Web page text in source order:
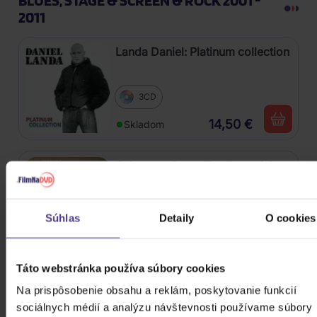
Súhlas Detaily O cookies
Táto webstránka používa súbory cookies
Na prispôsobenie obsahu a reklám, poskytovanie funkcií
sociálnych médií a analýzu návštevnosti používame súbory
2011
Landa Daniel: Platinum collection
3CD
Skladom 14,50 €
Osbourne Ozzy: The Essential
Argema: Platinum Collection